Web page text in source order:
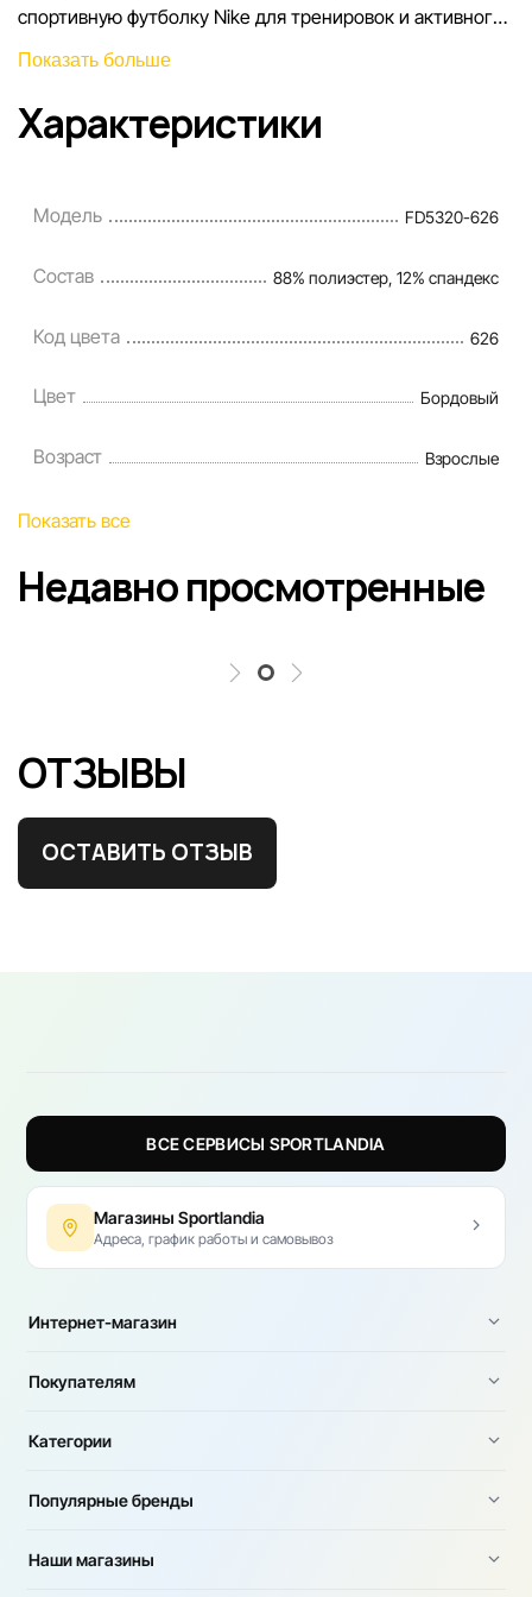
спортивную футболку Nike для тренировок и активного
Показать больше
Характеристики
Модель FD5320-626
Состав 88% полиэстер, 12% спандекс
Код цвета 626
Цвет Бордовый
Возраст Взрослые
Показать все
Недавно просмотренные
ОТЗЫВЫ
ОСТАВИТЬ ОТЗЫВ
ВСЕ СЕРВИСЫ SPORTLANDIA
Магазины Sportlandia
Адреса, график работы и самовывоз
Интернет-магазин
Покупателям
Категории
Популярные бренды
Наши магазины